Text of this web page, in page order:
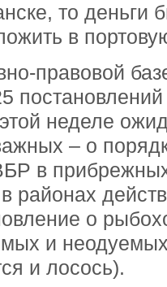
то деньги
в
правовой
неделе
– о
в
районах
о
и
и лосось).